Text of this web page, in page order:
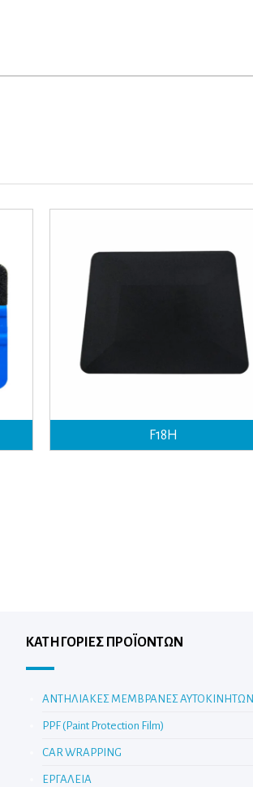
F18H
ΚΑΤΗΓΟΡΊΕΣ ΠΡΟΪΌΝΤΩΝ
ΑΝΤΗΛΙΑΚΕΣ ΜΕΜΒΡΑΝΕΣ ΑΥΤΟΚΙΝΗΤΩΝ
PPF (Paint Protection Film)
CAR WRAPPING
ΕΡΓΑΛΕΙΑ